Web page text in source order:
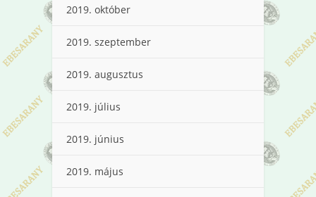
2019. október
2019. szeptember
2019. augusztus
2019. július
2019. június
2019. május